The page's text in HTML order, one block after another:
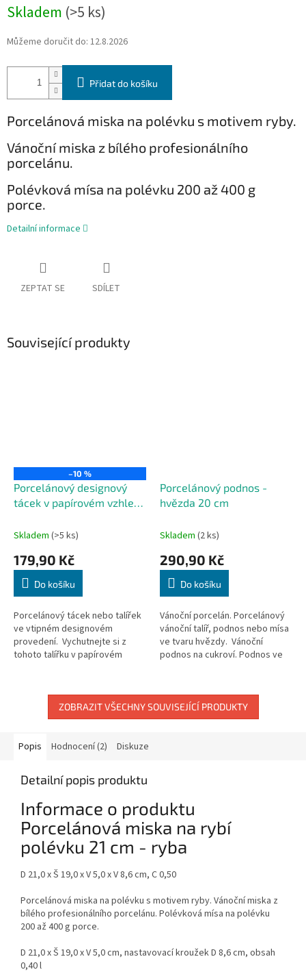
cena:
Skladem (>5 ks)
Můžeme doručit do: 12.8.2026
Přidat do košíku
Porcelánová miska na polévku s motivem ryby.
Vánoční miska z bílého profesionálního
porcelánu.
Polévková mísa na polévku 200 až 400 g
porce.
Detailní informace
ZEPTAT SE SDÍLET
Související produkty
–10 %
Porcelánový designový
tácek v papírovém vzhledu
Skladem (>5 ks)
179,90 Kč
Do košíku
Porcelánový tácek nebo talířek
ve vtipném designovém
provedení. Vychutnejte si z
tohoto talířku v papírovém
vzhledu...
Porcelánový podnos -
hvězda 20 cm
Skladem (2 ks)
290,90 Kč
Do košíku
Vánoční porcelán. Porcelánový
vánoční talíř, podnos nebo mísa
ve tvaru hvězdy. Vánoční
podnos na cukroví. Podnos ve
ZOBRAZIT VŠECHNY SOUVISEJÍCÍ PRODUKTY
Popis Hodnocení (2) Diskuze
Detailní popis produktu
Informace o produktu
Porcelánová miska na rybí
polévku 21 cm - ryba
D 21,0 x Š 19,0 x V 5,0 x V 8,6 cm, C 0,50
Porcelánová miska na polévku s motivem ryby. Vánoční miska z
bílého profesionálního porcelánu. Polévková mísa na polévku
200 až 400 g porce.
D 21,0 x Š 19,0 x V 5,0 cm, nastavovací kroužek D 8,6 cm, obsah
0,40 l